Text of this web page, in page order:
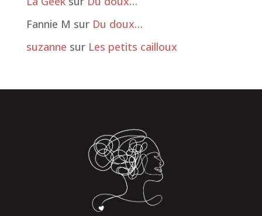
Fannie M sur Du doux…
suzanne sur Les petits cailloux